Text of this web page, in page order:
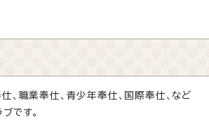
、職業奉仕、青少年奉仕、国際奉仕、など
です。